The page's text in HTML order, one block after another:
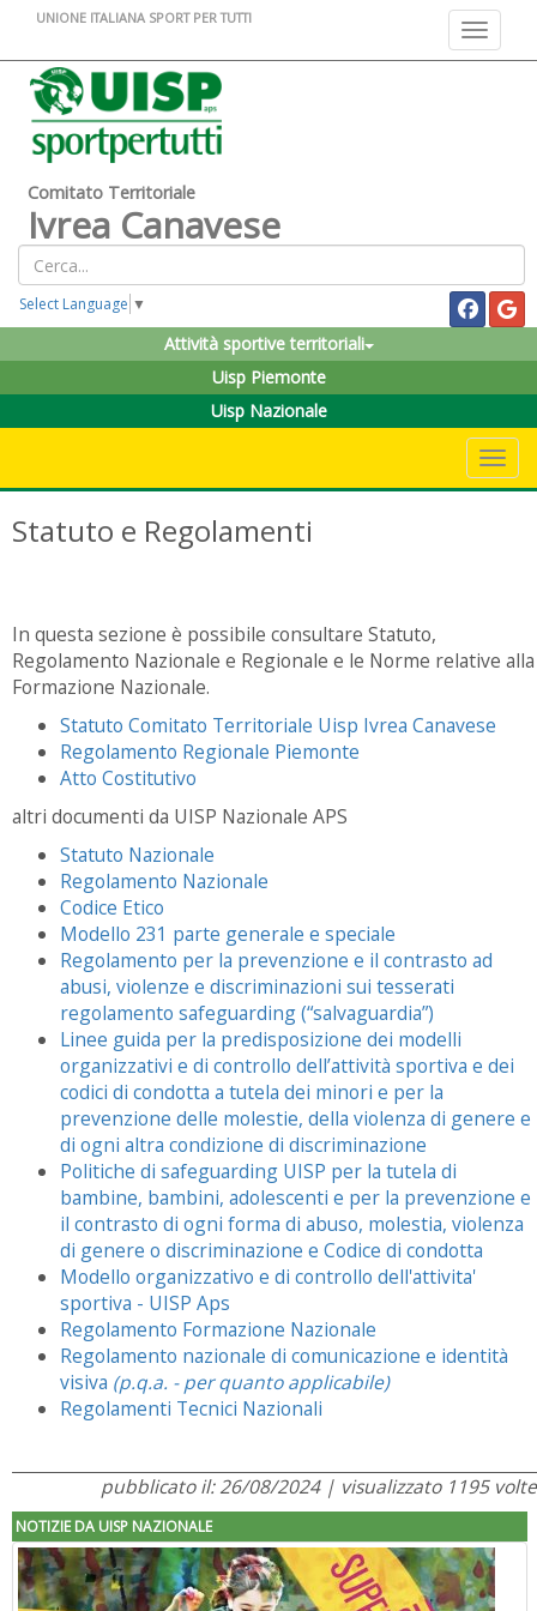
Toggle
UNIONE ITALIANA SPORT PER TUTTI
Comitato Territoriale
Ivrea Canavese
Select Language ▼
Attività sportive territoriali
Uisp Piemonte
Uisp Nazionale
Statuto e Regolamenti
In questa sezione è possibile consultare Statuto,
Regolamento Nazionale e Regionale e le Norme relative alla
Formazione Nazionale.
Statuto Comitato Territoriale Uisp Ivrea Canavese
Regolamento Regionale Piemonte
Atto Costitutivo
altri documenti da UISP Nazionale APS
Statuto Nazionale
Regolamento Nazionale
Codice Etico
Modello 231 parte generale e speciale
Regolamento per la prevenzione e il contrasto ad
abusi, violenze e discriminazioni sui tesserati
regolamento safeguarding (“salvaguardia”)
Linee guida per la predisposizione dei modelli
organizzativi e di controllo dell’attività sportiva e dei
codici di condotta a tutela dei minori e per la
prevenzione delle molestie, della violenza di genere e
di ogni altra condizione di discriminazione
Politiche di safeguarding UISP per la tutela di
bambine, bambini, adolescenti e per la prevenzione e
il contrasto di ogni forma di abuso, molestia, violenza
di genere o discriminazione e Codice di condotta
Modello organizzativo e di controllo dell'attivita'
sportiva - UISP Aps
Regolamento Formazione Nazionale
Regolamento nazionale di comunicazione e identità
visiva (p.q.a. - per quanto applicabile)
Regolamenti Tecnici Nazionali
pubblicato il: 26/08/2024 | visualizzato 1195 volte
NOTIZIE DA UISP NAZIONALE